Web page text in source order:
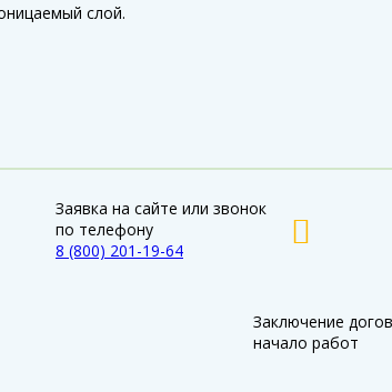
слой.
Заявка на сайте или звонок
по телефону
8 (800) 201-19-64
Заключение
начало работ